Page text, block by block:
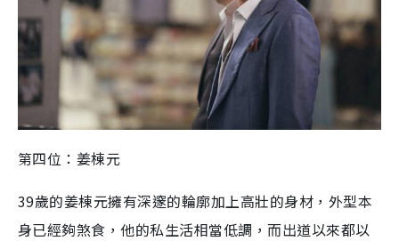
第四位：姜棟元
39歲的姜棟元擁有深邃的輪廓加上高壯的身材，外型本
身已經夠煞食，他的私生活相當低調 ，而出道以來都以